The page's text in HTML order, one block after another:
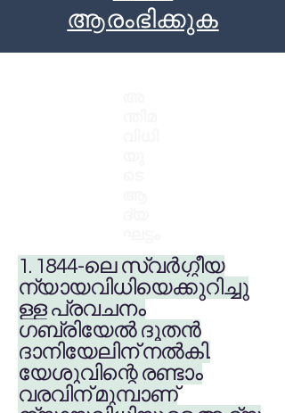
ആരംഭിക്കുക
1. 1844-ലെ സ്വർഗ്ഗീയ
ന്യായവിധിയെക്കുറിച്ചു
ള്ള പ്രവചനം
ഗബ്രിയേൽ ദൂതൻ
ദാനിയേലിന് നൽകി.
യേശുവിന്റെ രണ്ടാം
വരവിന് മുമ്പാണ്